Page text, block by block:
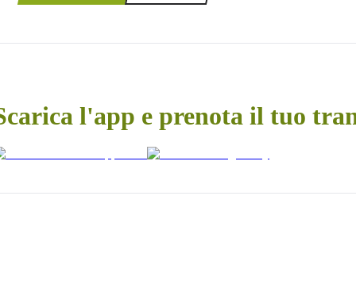
l'app e prenota il tuo